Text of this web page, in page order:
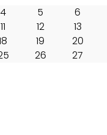
4 5 6
11 12 13
19 20
26 27